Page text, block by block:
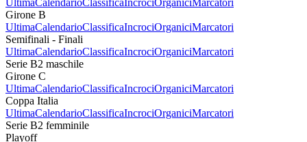
Girone B
UltimaCalendarioClassificaIncrociOrganiciMarcatori
Semifinali - Finali
UltimaCalendarioClassificaIncrociOrganiciMarcatori
Serie B2 maschile
Girone C
UltimaCalendarioClassificaIncrociOrganiciMarcatori
Coppa Italia
UltimaCalendarioClassificaIncrociOrganiciMarcatori
Serie B2 femminile
Playoff